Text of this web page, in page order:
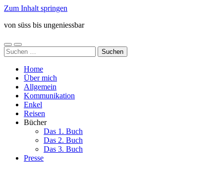
Zum Inhalt springen
von süss bis ungeniessbar
Mobile-
Menü
Suchfeld
ein-/ausblenden
Suchen
nach:
Home
Über mich
Allgemein
Kommunikation
Enkel
Reisen
Bücher
Das 1. Buch
Das 2. Buch
Das 3. Buch
Presse